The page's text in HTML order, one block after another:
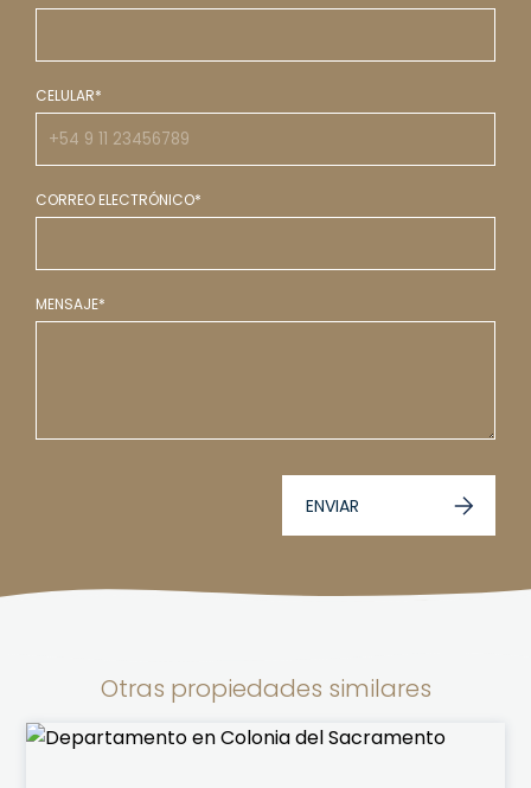
CELULAR*
CORREO ELECTRÓNICO*
MENSAJE*
ENVIAR
Otras propiedades similares